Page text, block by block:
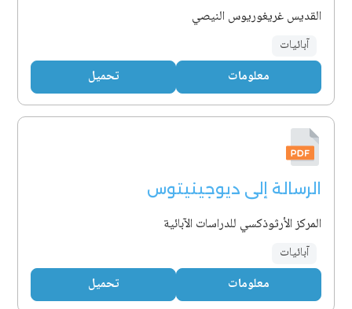
القديس غريغوريوس النيصي
آبائيات
معلومات تحميل
الرسالة إلى ديوجينيتوس
المركز الأرثوذكسي للدراسات الآبائية
آبائيات
معلومات تحميل